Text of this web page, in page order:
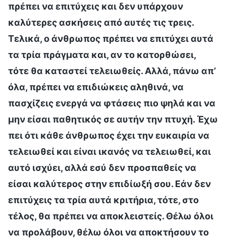
πρέπει να επιτύχεις και δεν υπάρχουν
καλύτερες ασκήσεις από αυτές τις τρεις.
Τελικά, ο άνθρωπος πρέπει να επιτύχει αυτά
τα τρία πράγματα και, αν το κατορθώσει,
τότε θα καταστεί τελειωθείς. Αλλά, πάνω απ’
όλα, πρέπει να επιδιώκεις αληθινά, να
πασχίζεις ενεργά να φτάσεις πιο ψηλά και να
μην είσαι παθητικός σε αυτήν την πτυχή. Έχω
πει ότι κάθε άνθρωπος έχει την ευκαιρία να
τελειωθεί και είναι ικανός να τελειωθεί, και
αυτό ισχύει, αλλά εσύ δεν προσπαθείς να
είσαι καλύτερος στην επιδίωξή σου. Εάν δεν
επιτύχεις τα τρία αυτά κριτήρια, τότε, στο
τέλος, θα πρέπει να αποκλειστείς. Θέλω όλοι
να προλάβουν, θέλω όλοι να αποκτήσουν το